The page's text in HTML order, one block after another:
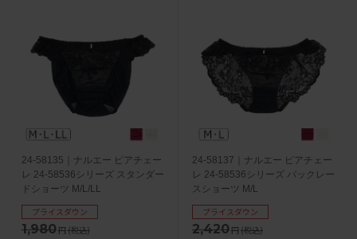
24-58135｜ナルエー ピアチェー
レ 24-58536シリーズ スタンダー
ドショーツ M/L/LL
1,980円(税込)
プライスダウン
24-58137｜ナルエー ピアチェー
レ 24-58536シリーズ バックレー
スショーツ M/L
2,420円(税込)
プライスダウン